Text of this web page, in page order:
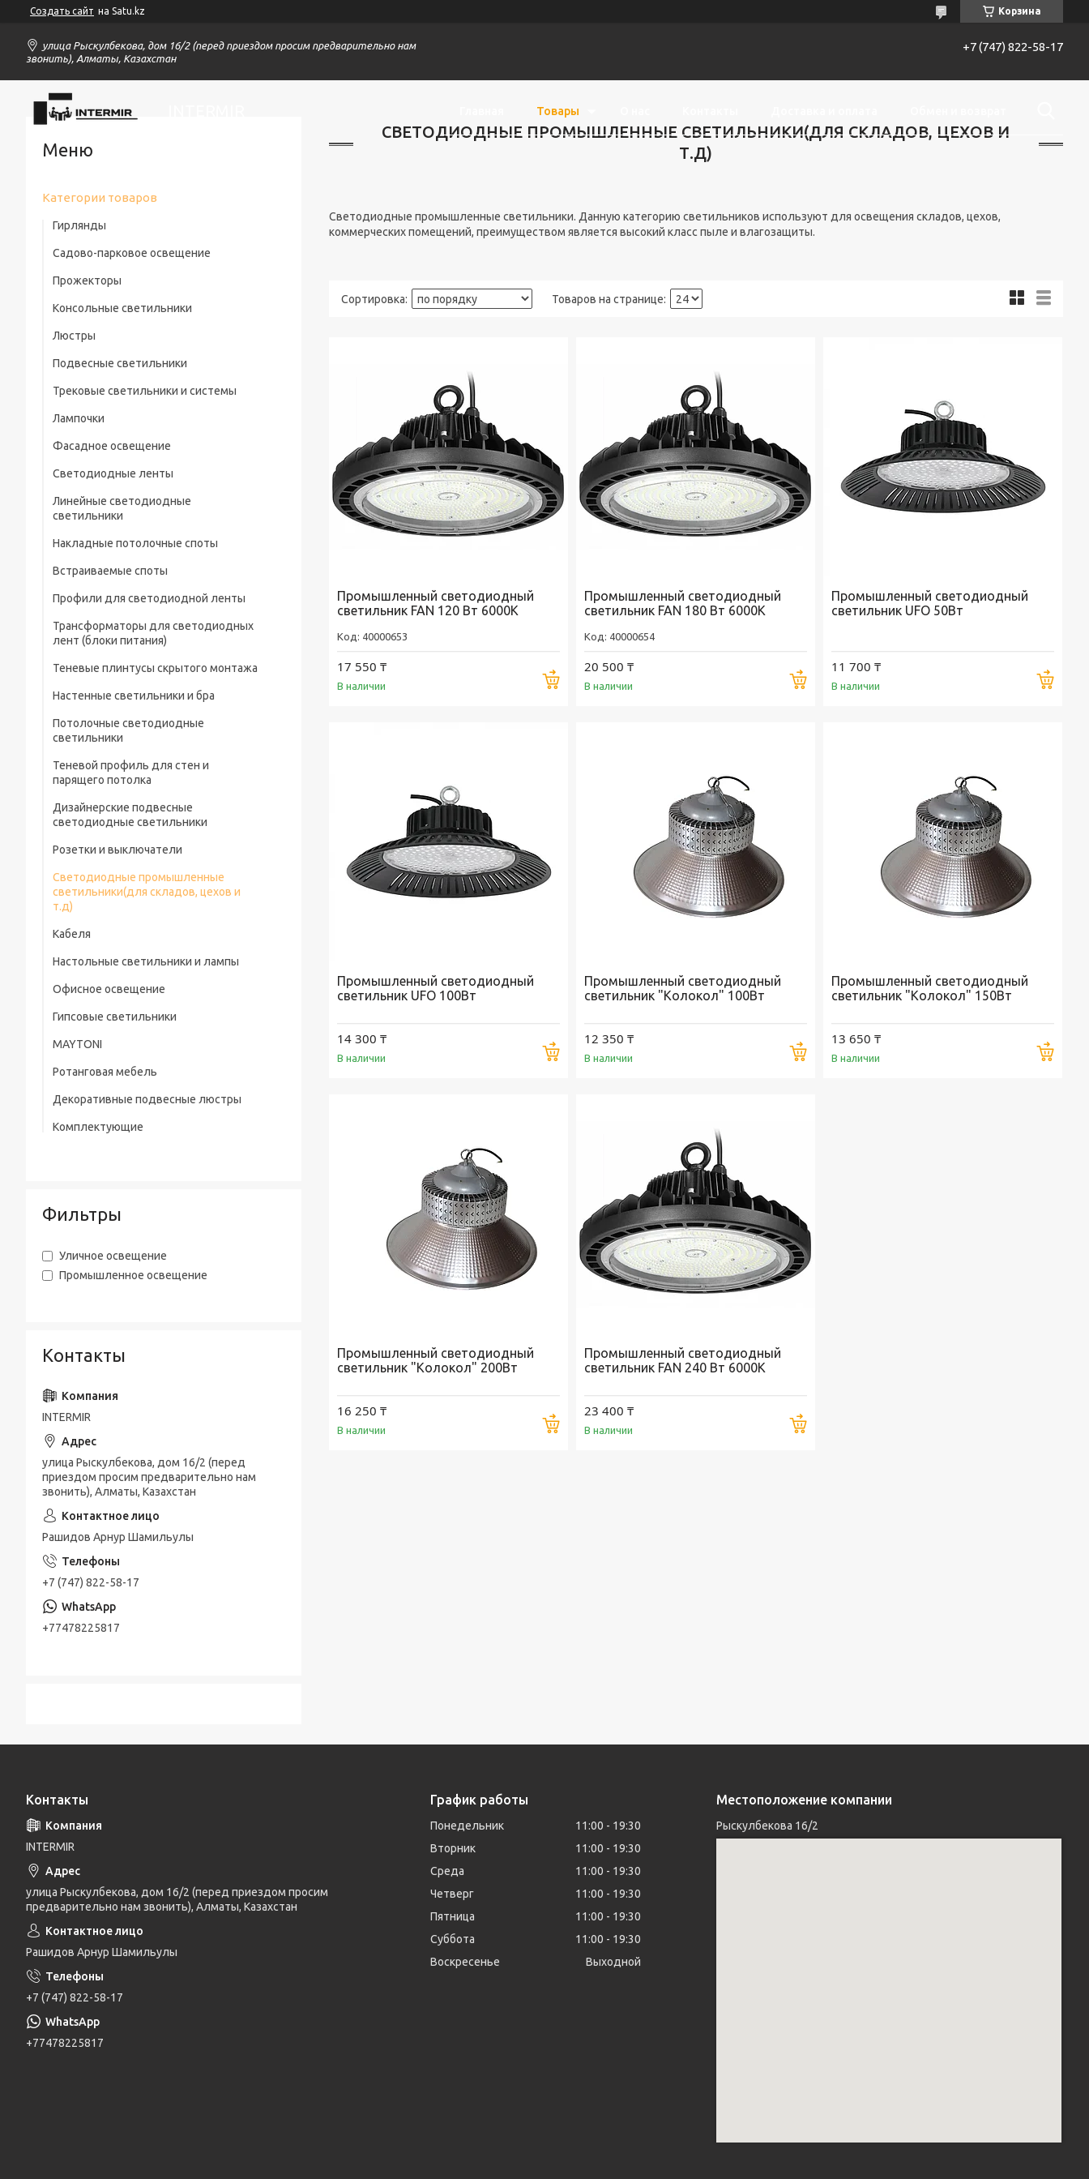
Создать сайт на Satu.kz Корзина
улица Рыскулбекова, дом 16/2 (перед приездом просим предварительно нам
звонить), Алматы, Казахстан
+7 (747) 822-58-17
Товары
СВЕТОДИОДНЫЕ ПРОМЫШЛЕННЫЕ СВЕТИЛЬНИКИ(ДЛЯ СКЛАДОВ, ЦЕХОВ И
Т.Д)
Светодиодные промышленные светильники. Данную категорию светильников используют для освещения складов, цехов,
коммерческих помещений, преимуществом является высокий класс пыле и влагозащиты.
Промышленный светодиодный
светильник FAN 120 Вт 6000K
40000653
17 550 ₸
В наличии Купить
Промышленный светодиодный
светильник FAN 180 Вт 6000K
40000654
20 500 ₸
В наличии Купить
Промышленный светодиодный
светильник UFO 50Вт
11 700 ₸
В наличии
Промышленный светодиодный
светильник UFO 100Вт
14 300 ₸
В наличии Купить
Промышленный светодиодный
светильник "Колокол" 100Вт
12 350 ₸
В наличии Купить
Промышленный светодиодный
светильник "Колокол" 150Вт
13 650 ₸
В наличии
Промышленный светодиодный
светильник "Колокол" 200Вт
16 250 ₸
В наличии Купить
Промышленный светодиодный
светильник FAN 240 Вт 6000K
23 400 ₸
В наличии
Категории товаров
Гирлянды
Садово-парковое освещение
Прожекторы
Консольные светильники
Люстры
Подвесные светильники
Трековые светильники и системы
Лампочки
Фасадное освещение
Светодиодные ленты
Линейные светодиодные
светильники
Накладные потолочные споты
Встраиваемые споты
Профили для светодиодной ленты
Трансформаторы для светодиодных
лент (блоки питания)
Теневые плинтусы скрытого монтажа
Настенные светильники и бра
Потолочные светодиодные
светильники
Теневой профиль для стен и
парящего потолка
Дизайнерские подвесные
светодиодные светильники
Розетки и выключатели
Светодиодные промышленные
светильники(для складов, цехов и
т.д)
Кабеля
Настольные светильники и лампы
Офисное освещение
Гипсовые светильники
MAYTONI
Ротанговая мебель
Декоративные подвесные люстры
Комплектующие
Фильтры
Уличное освещение
Промышленное освещение
Контакты
INTERMIR
улица Рыскулбекова, дом 16/2 (перед
приездом просим предварительно нам
звонить), Алматы, Казахстан
Рашидов Арнур Шамильулы
+7 (747) 822-58-17
+77478225817
Контакты
INTERMIR
улица Рыскулбекова, дом 16/2 (перед приездом просим
предварительно нам звонить), Алматы, Казахстан
Рашидов Арнур Шамильулы
+7 (747) 822-58-17
+77478225817
График работы
Понедельник 11:00
19:30
Вторник
11:00
19:30
Среда
11:00
19:30
Четверг
11:00
19:30
Пятница
11:00
19:30
Суббота
11:00
19:30
Воскресенье
Выходной
Местоположение компании
Рыскулбекова 16/2